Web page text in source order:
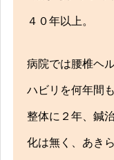
４０年以上。
病院では腰椎ヘ
ハビリを何年間
整体に２年、鍼
化は無く、あき